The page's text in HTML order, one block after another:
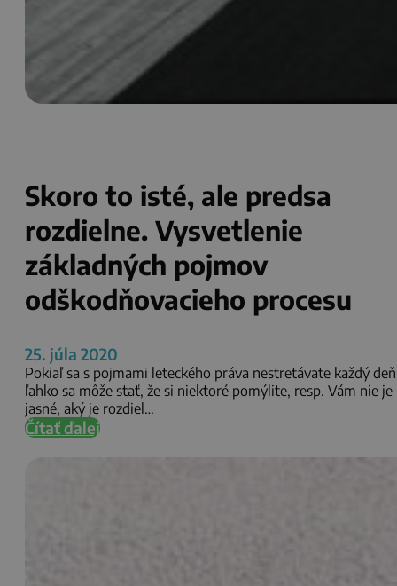
Skoro to isté, ale predsa
rozdielne. Vysvetlenie
základných pojmov
odškodňovacieho procesu
25. júla 2020
Pokiaľ sa s pojmami leteckého práva nestretávate každý
ľahko sa môže stať, že si niektoré pomýlite, resp. Vám nie je
jasné, aký je rozdiel…
Čítať ďalej